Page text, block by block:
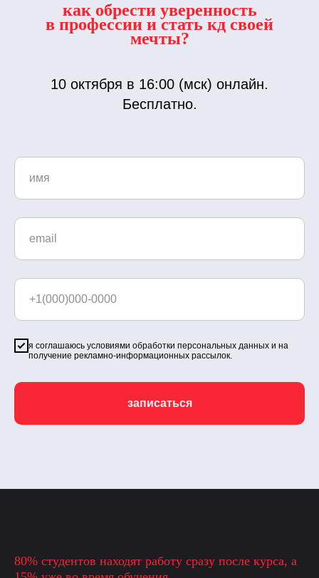
как обрести уверенность
в профессии и стать кд своей
мечты?
10 октября в 16:00 (мск) онлайн.
Бесплатно.
я соглашаюсь условиями обработки персональных данных и на
получение рекламно-информационных рассылок.
записаться
80% студентов находят работу сразу после курса, а